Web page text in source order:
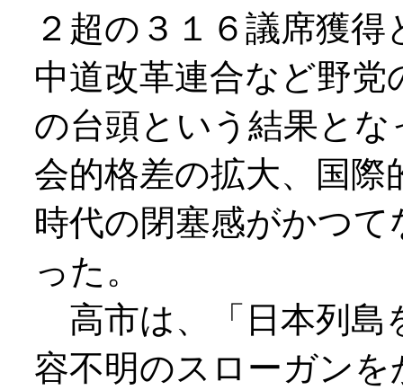
２超の３１６議席獲
中道改革連合など野
の台頭という結果と
会的格差の拡大、国
時代の閉塞感がかつ
った。
高市は、「日本列島
容不明のスローガン